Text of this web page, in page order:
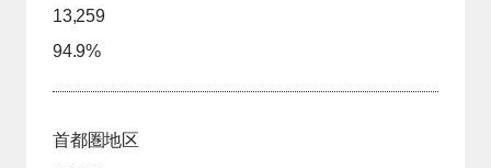
13,259
94.9%
首都圏地区